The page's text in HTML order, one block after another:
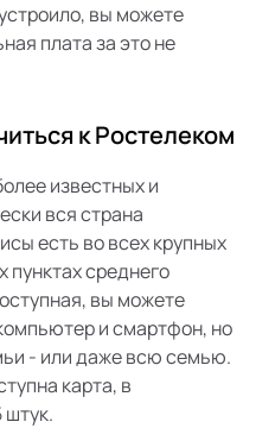
вы можете
плата за это не
к Ростелеком
известных и
вся страна
есть во всех крупных
пунктах среднего
вы можете
и смартфон, но
- или даже всю семью.
карта, в